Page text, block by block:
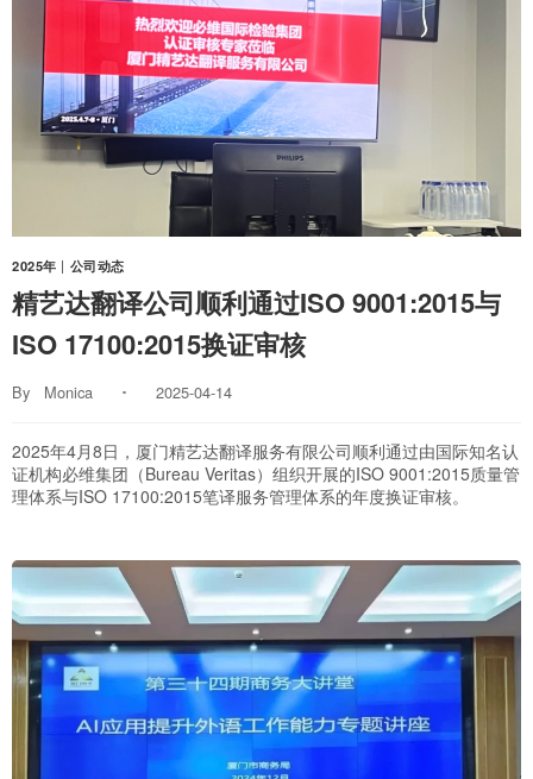
2025年 | 公司动态
精艺达翻译公司顺利通过ISO 9001:2015与
ISO 17100:2015换证审核
By Monica 2025-04-14
2025年4月8日，厦门精艺达翻译服务有限公司顺利通过由国际知名认
证机构必维集团（Bureau Veritas）组织开展的ISO 9001:2015质量管
理体系与ISO 17100:2015笔译服务管理体系的年度换证审核。